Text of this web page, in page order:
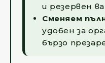
и резервен
Сменяем
удобен за
бързо